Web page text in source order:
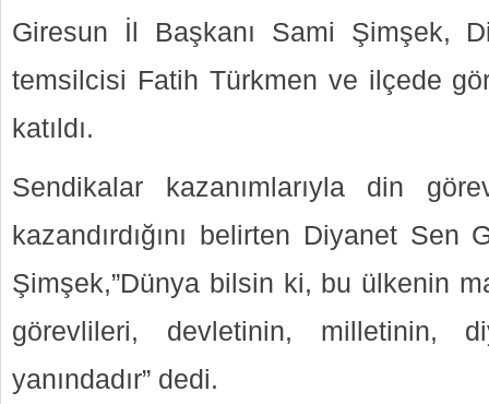
Giresun İl Başkanı Sami Şimşek,
temsilcisi Fatih Türkmen ve ilçede
katıldı.
Sendikalar kazanımlarıyla din
kazandırdığını belirten Diyanet Sen
Şimşek,”Dünya bilsin ki, bu ülkenin
görevlileri, devletinin, milletinin,
yanındadır” dedi.